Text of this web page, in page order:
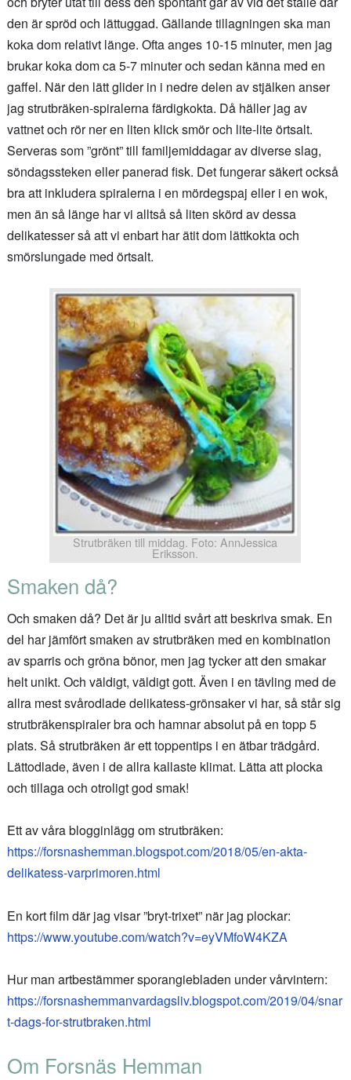
den är spröd och lättuggad. Gällande tillagningen ska man
koka dom relativt länge. Ofta anges 10-15 minuter, men jag
brukar koka dom ca 5-7 minuter och sedan känna med en
gaffel. När den lätt glider in i nedre delen av stjälken anser
jag strutbräken-spiralerna färdigkokta. Då häller jag av
vattnet och rör ner en liten klick smör och lite-lite örtsalt.
Serveras som ”grönt” till familjemiddagar av diverse slag,
söndagssteken eller panerad fisk. Det fungerar säkert också
bra att inkludera spiralerna i en mördegspaj eller i en wok,
men än så länge har vi alltså så liten skörd av dessa
delikatesser så att vi enbart har ätit dom lättkokta och
smörslungade med örtsalt.
Strutbräken till middag. Foto: AnnJessica
Eriksson.
Smaken då?
Och smaken då? Det är ju alltid svårt att beskriva smak. En
del har jämfört smaken av strutbräken med en kombination
av sparris och gröna bönor, men jag tycker att den smakar
helt unikt. Och väldigt, väldigt gott. Även i en tävling med de
allra mest svårodlade delikatess-grönsaker vi har, så står sig
strutbräkenspiraler bra och hamnar absolut på en topp 5
plats. Så strutbräken är ett toppentips i en ätbar trädgård.
Lättodlade, även i de allra kallaste klimat. Lätta att plocka
och tillaga och otroligt god smak!
Ett av våra blogginlägg om strutbräken:
https://forsnashemman.blogspot.com/2018/05/en-akta-
delikatess-varprimoren.html
En kort film där jag visar ”bryt-trixet” när jag plockar:
https://www.youtube.com/watch?v=eyVMfoW4KZA
Hur man artbestämmer sporangiebladen under vårvintern:
https://forsnashemmanvardagsliv.blogspot.com/2019/04/snar
t-dags-for-strutbraken.html
Om Forsnäs Hemman